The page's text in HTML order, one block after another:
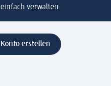
verwalten.
erstellen